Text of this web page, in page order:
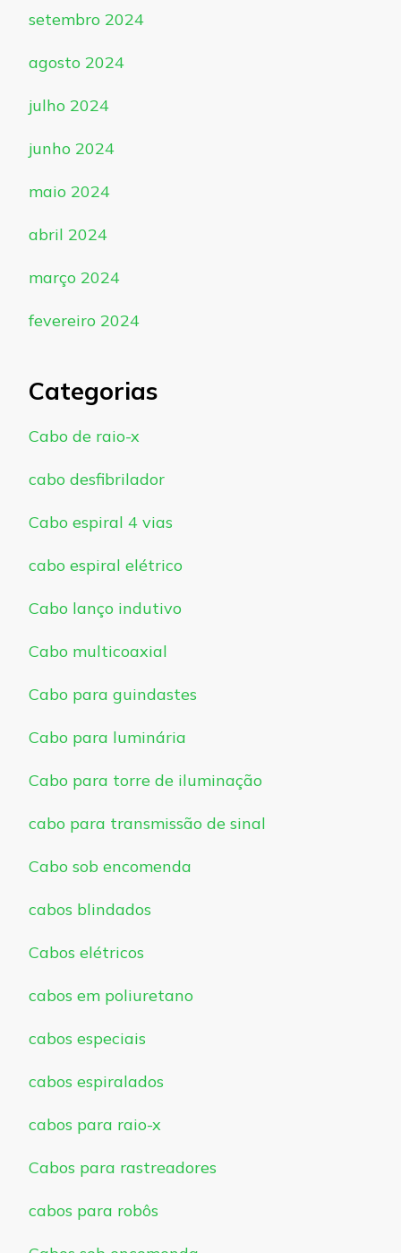
setembro 2024
agosto 2024
julho 2024
junho 2024
maio 2024
abril 2024
março 2024
fevereiro 2024
Categorias
Cabo de raio-x
cabo desfibrilador
Cabo espiral 4 vias
cabo espiral elétrico
Cabo lanço indutivo
Cabo multicoaxial
Cabo para guindastes
Cabo para luminária
Cabo para torre de iluminação
cabo para transmissão de sinal
Cabo sob encomenda
cabos blindados
Cabos elétricos
cabos em poliuretano
cabos especiais
cabos espiralados
cabos para raio-x
Cabos para rastreadores
cabos para robôs